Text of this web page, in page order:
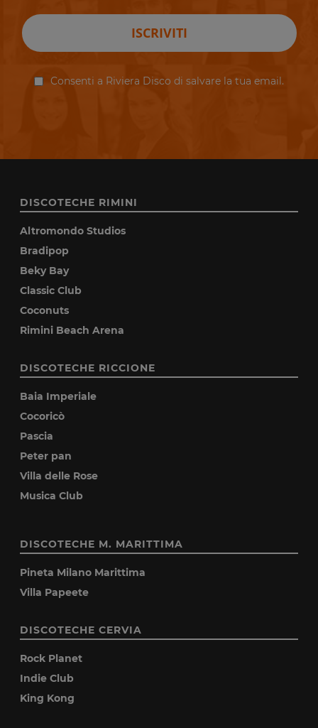
ISCRIVITI
Consenti a Riviera Disco di salvare la tua email.
DISCOTECHE RIMINI
Altromondo Studios
Bradipop
Beky Bay
Classic Club
Coconuts
Rimini Beach Arena
DISCOTECHE RICCIONE
Baia Imperiale
Cocoricò
Pascia
Peter pan
Villa delle Rose
Musica Club
DISCOTECHE M. MARITTIMA
Pineta Milano Marittima
Villa Papeete
DISCOTECHE CERVIA
Rock Planet
Indie Club
King Kong